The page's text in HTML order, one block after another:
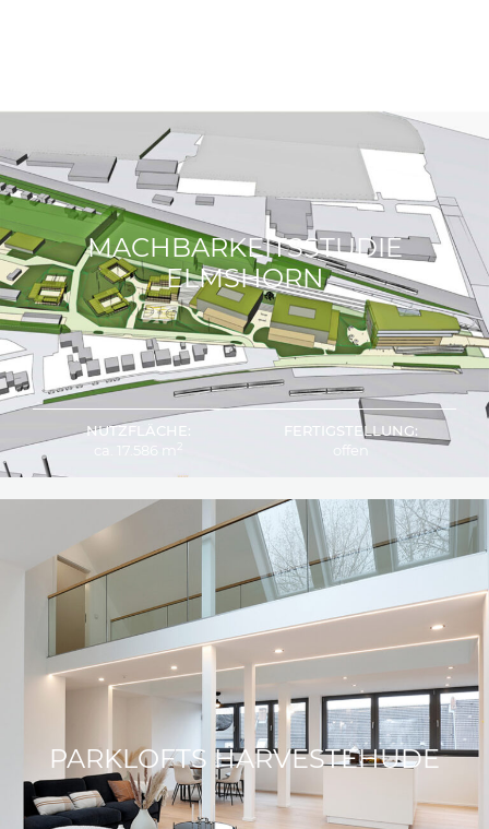
MACHBARKEITSSTUDIE
ELMSHORN
NUTZFLÄCHE:
ca. 17.586 m
FERTIGSTELLUNG:
offen
PARKLOFTS HARVESTEHUDE